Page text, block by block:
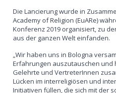
Die Lancierung wurde in
Academy of Religion (EuARe)
Konferenz 2019 organisiert, zu
aus der ganzen Welt einfanden.
„Wir haben uns in Bologna
Erfahrungen auszutauschen und
Gelehrte und VertreterInnen
Lücken im interreligiösen und
Initiativen füllen, die sich mit der